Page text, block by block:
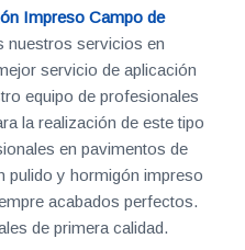
Impreso Campo de
nuestros servicios en
servicio de aplicación
equipo de profesionales
la realización de este tipo
en pavimentos de
pulido y hormigón impreso
acabados perfectos.
de primera calidad.